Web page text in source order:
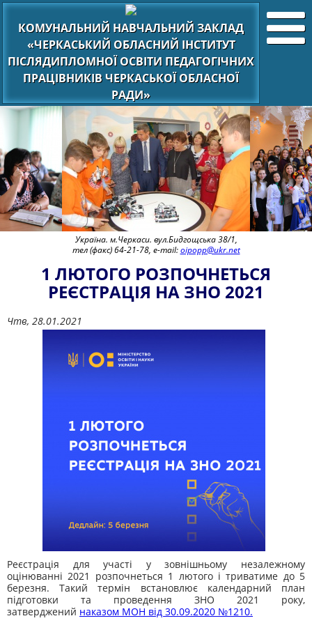
КОМУНАЛЬНИЙ НАВЧАЛЬНИЙ ЗАКЛАД
«ЧЕРКАСЬКИЙ ОБЛАСНИЙ ІНСТИТУТ
ПІСЛЯДИПЛОМНОЇ ОСВІТИ ПЕДАГОГІЧНИХ
ПРАЦІВНИКІВ ЧЕРКАСЬКОЇ ОБЛАСНОЇ
РАДИ»
Україна. м.Черкаси. вул.Бидгощська 38/1,
тел (факс) 64-21-78, e-mail:oipopp@ukr.net
1 ЛЮТОГО РОЗПОЧНЕТЬСЯ
РЕЄСТРАЦІЯ НА ЗНО 2021
Чтв, 28.01.2021
Реєстрація для участі у зовнішньому незалежному
оцінюванні 2021 розпочнеться 1 лютого і триватиме до 5
березня. Такий термін встановлює календарний план
підготовки та проведення ЗНО 2021 року,
затверджений наказом МОН від 30.09.2020 №1210.